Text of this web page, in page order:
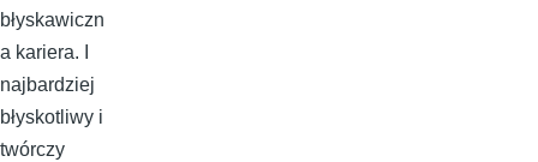
błyskawiczn
a kariera. I
najbardziej
błyskotliwy i
twórczy